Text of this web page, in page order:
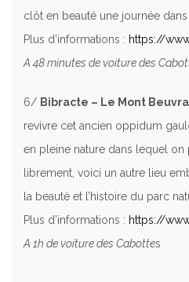
clôt en beauté une journée
Plus d’informations : https://
A 48 minutes de voiture des
6/ Bibracte – Le Mont
revivre cet ancien oppidum
en pleine nature dans lequel
librement, voici un autre lieu
la beauté et l’histoire du parc
Plus d’informations : https://
A 1h de voiture des Cabottes